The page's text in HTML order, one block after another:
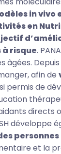
in vivo
en
risque.
âgées.
afin de
permis de
directs
développe
personnes
et la